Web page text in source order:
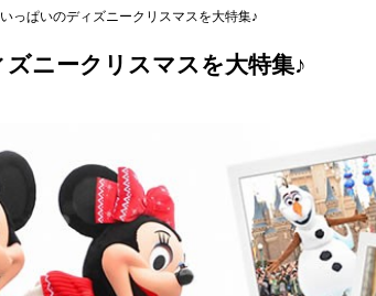
いっぱいのディズニークリスマスを大特集♪
ニークリスマスを大特集♪